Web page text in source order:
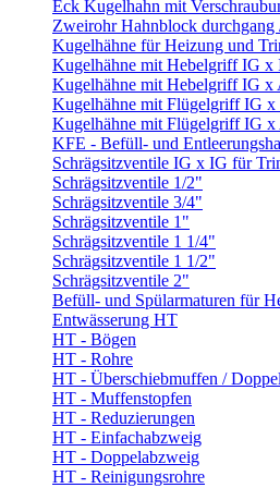
Eck Kugelhahn mit
Zweirohr Hahnblock
Kugelhähne für Heizung und
Kugelhähne mit Hebelgriff IG x
Kugelhähne mit Hebelgriff IG x
Kugelhähne mit Flügelgriff IG
Kugelhähne mit Flügelgriff IG
KFE - Befüll- und
Schrägsitzventile IG x IG für
Schrägsitzventile 1/2"
Schrägsitzventile 3/4"
Schrägsitzventile 1"
Schrägsitzventile 1 1/4"
Schrägsitzventile 1 1/2"
Schrägsitzventile 2"
Befüll- und Spülarmaturen für
Entwässerung HT
HT - Bögen
HT - Rohre
HT - Überschiebmuffen /
HT - Muffenstopfen
HT - Reduzierungen
HT - Einfachabzweig
HT - Doppelabzweig
HT - Reinigungsrohre